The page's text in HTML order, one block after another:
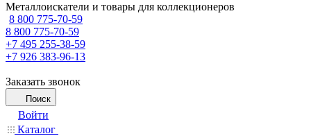
Металлоискатели и товары для коллекционеров
8 800 775-70-59
8 800 775-70-59
+7 495 255-38-59
+7 926 383-96-13
Заказать звонок
Поиск
Войти
Каталог